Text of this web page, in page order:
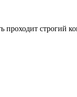
строгий